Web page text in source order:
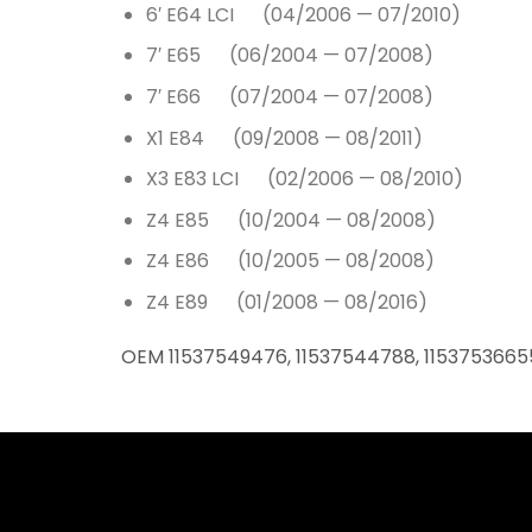
6′ E64 LCI (04/2006 — 07/2010)
7′ E65 (06/2004 — 07/2008)
7′ E66 (07/2004 — 07/2008)
X1 E84 (09/2008 — 08/2011)
X3 E83 LCI (02/2006 — 08/2010)
Z4 E85 (10/2004 — 08/2008)
Z4 E86 (10/2005 — 08/2008)
Z4 E89 (01/2008 — 08/2016)
OEM 11537549476, 11537544788,